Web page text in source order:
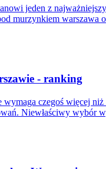
jeden z
murzynkiem warszawa
- ranking
czegoś więcej
Niewłaściwy wybór